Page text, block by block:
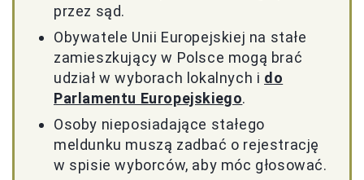
przez sąd.
Obywatele Unii Europejskiej na stałe
zamieszkujący w Polsce mogą brać
udział w wyborach lokalnych i do
Parlamentu Europejskiego.
Osoby nieposiadające stałego
meldunku muszą zadbać o rejestrację
w spisie wyborców, aby móc głosować.